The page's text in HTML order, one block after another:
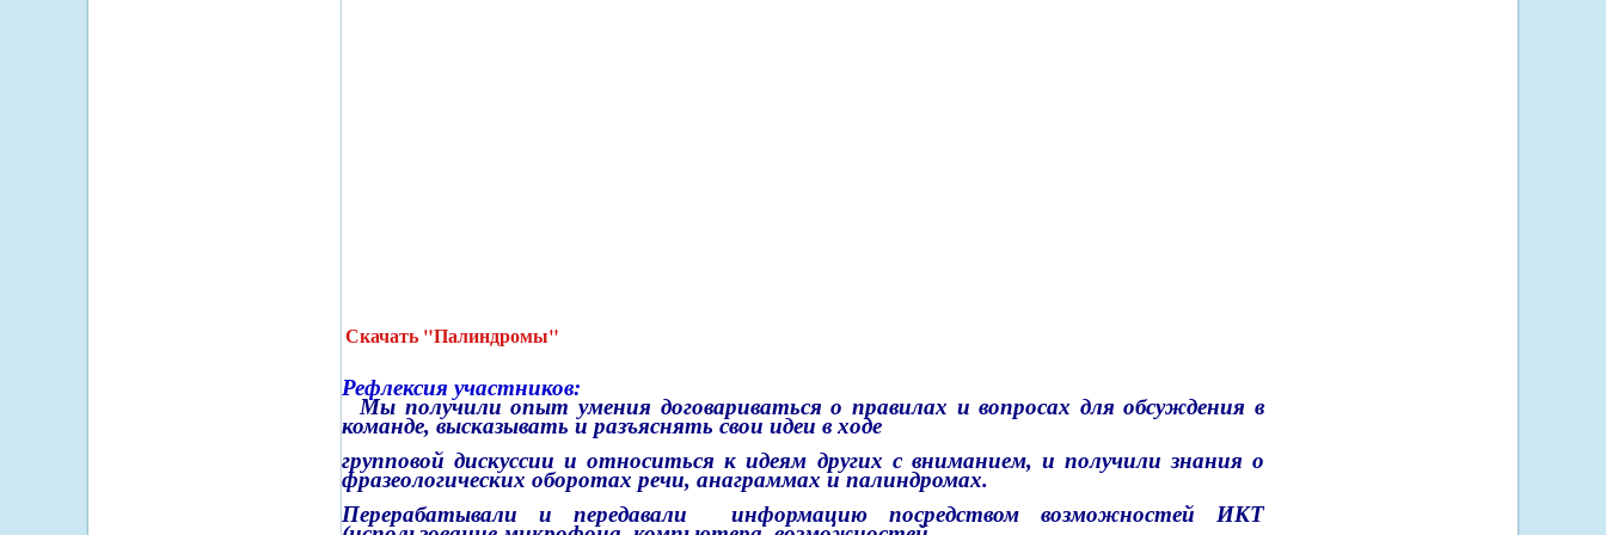
Скачать "Палиндромы"
Рефлексия участников:
Мы получили опыт умения договариваться о правилах и вопросах для обсуждения в
команде, высказывать и разъяснять свои идеи в ходе
групповой дискуссии и относиться к идеям других с вниманием, и получили знания о
фразеологических оборотах речи, анаграммах и палиндромах.
Перерабатывали и передавали
информацию посредством возможностей ИКТ